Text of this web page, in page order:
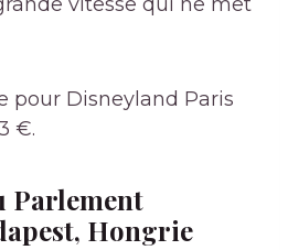
vitesse qui ne met
pour Disneyland Paris
€.
Parlement
Hongrie